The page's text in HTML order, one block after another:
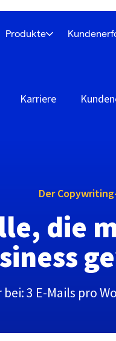
Produkte
Karriere
Der
die
3 E-Mails pro